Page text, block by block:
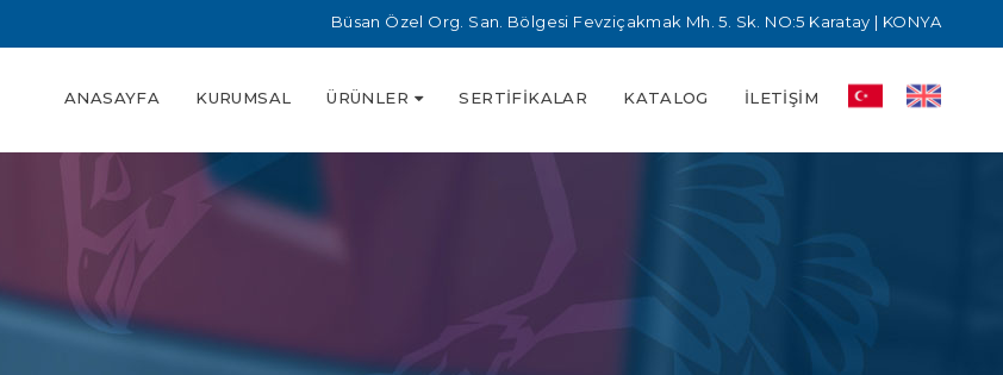
Büsan Özel Org. San. Bölgesi Fevziçakmak Mh. 5. Sk. NO:5 Karatay | KONYA
ANASAYFA KURUMSAL ÜRÜNLER SERTIFIKALAR KATALOG İLETIŞIM